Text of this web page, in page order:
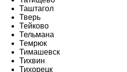
Таштагол
Тверь
Тейково
Тельмана
Темрюк
Тимашевск
Тихвин
Тихорецк